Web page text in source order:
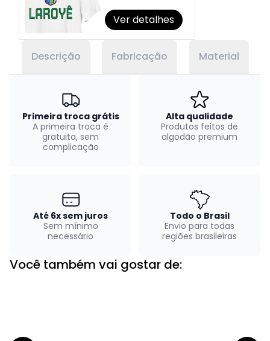
Ver detalhes
Descrição Fabricação Material
Primeira troca grátis
A primeira troca é
gratuita, sem
complicação
Alta qualidade
Produtos feitos de
algodão premium
Até 6x sem juros
Sem mínimo
necessário
Todo o Brasil
Envio para todas
regiões brasileiras
Você também vai gostar de: